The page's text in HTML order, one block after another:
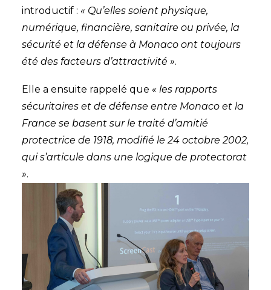
introductif : « Qu’elles soient physique,
numérique, financière, sanitaire ou privée, la
sécurité et la défense à Monaco ont toujours
été des facteurs d’attractivité ».
Elle a ensuite rappelé que « les rapports
sécuritaires et de défense entre Monaco et la
France se basent sur le traité d’amitié
protectrice de 1918, modifié le 24 octobre 2002,
qui s’articule dans une logique de protectorat
».